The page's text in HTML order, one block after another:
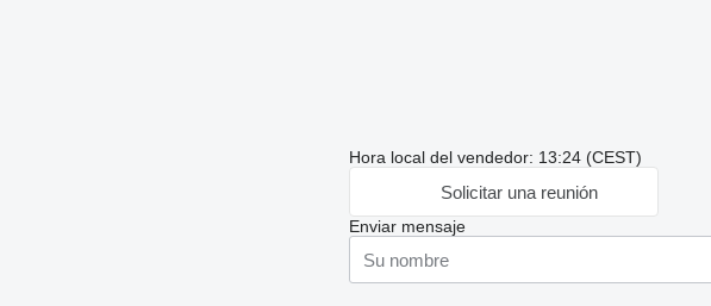
Hora local del vendedor: 13:24 (CEST)
Solicitar una reunión
Enviar mensaje